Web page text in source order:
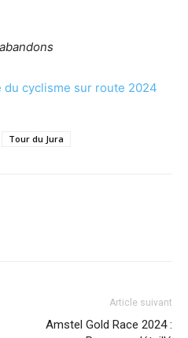
du cyclisme sur route 2024
Tour du Jura
Article suivant
Amstel Gold Race 2024 :